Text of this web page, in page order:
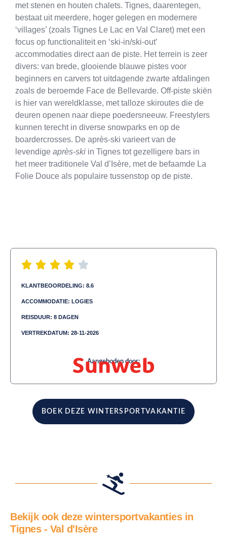
met stenen en houten chalets. Tignes, daarentegen,
bestaat uit meerdere, hoger gelegen en modernere
‘villages’ (zoals Tignes Le Lac en Val Claret) met een
focus op functionaliteit en ‘ski-in/ski-out’
accommodaties direct aan de piste. Het terrein is zeer
divers: van brede, glooiende blauwe pistes voor
beginners en carvers tot uitdagende zwarte afdalingen
zoals de beroemde Face de Bellevarde. Off-piste skiën
is hier van wereldklasse, met talloze skiroutes die de
deuren openen naar diepe poedersneeuw. Freestylers
kunnen terecht in diverse snowparks en op de
boardercrosses. De après-ski varieert van de
levendige après-ski in Tignes tot gezelligere bars in
het meer traditionele Val d’Isère, met de befaamde La
Folie Douce als populaire tussenstop op de piste.
KLANTBEOORDELING: 8.6
ACCOMMODATIE: LOGIES
REISDUUR: 8 DAGEN
VERTREKDATUM: 28-11-2026
Aangeboden door:
BOEK DEZE WINTERSPORTVAKANTIE
Bekijk ook deze wintersportvakanties in
Tignes - Val d'Isère